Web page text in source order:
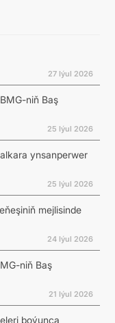
27 Iýul 2026
niň Baş
25 Iýul 2026
ynsanperwer
25 Iýul 2026
mejlisinde
24 Iýul 2026
niň Baş
21 Iýul 2026
boýunça